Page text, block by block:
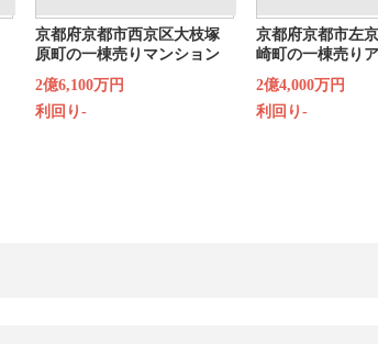
京都府京都市西京区大枝塚
原町の一棟売りマンション
2億6,100万円
利回り-
京都府京都市左
崎町の一棟売り
2億4,000万円
利回り-